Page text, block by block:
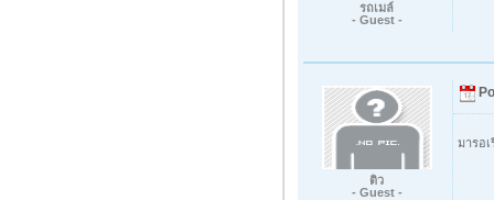
รถเมล์
- Guest -
ติว
- Guest -
มารอ